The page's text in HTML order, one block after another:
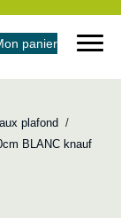
panier
plafond
/
BLANC knauf